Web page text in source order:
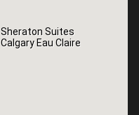
Sheraton Suites
Calgary Eau Claire
Sheraton Suites
Calgary Eau Claire